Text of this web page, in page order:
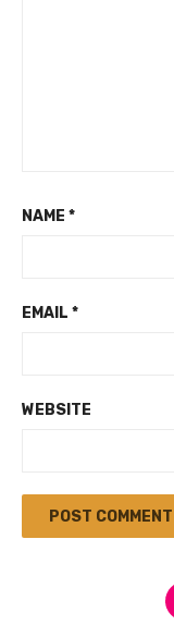
NAME *
EMAIL *
WEBSITE